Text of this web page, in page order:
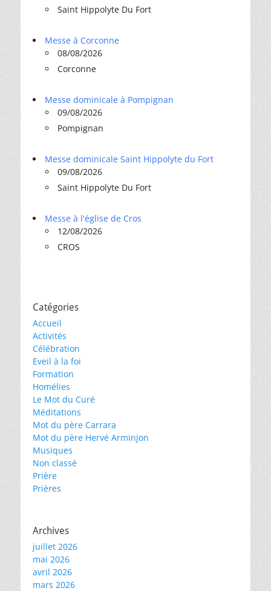
Saint Hippolyte Du Fort
Messe à Corconne
08/08/2026
Corconne
Messe dominicale à Pompignan
09/08/2026
Pompignan
Messe dominicale Saint Hippolyte du Fort
09/08/2026
Saint Hippolyte Du Fort
Messe à l'église de Cros
12/08/2026
CROS
Catégories
Accueil
Activités
Célébration
Eveil à la foi
Formation
Homélies
Le Mot du Curé
Méditations
Mot du père Carrara
Mot du père Hervé Arminjon
Musiques
Non classé
Prière
Prières
Archives
juillet 2026
mai 2026
avril 2026
mars 2026